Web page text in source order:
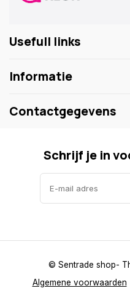
Usefull links
Informatie
Contactgegevens
Schrijf je in
Algemene voorwaarden
© Sentrade shop-